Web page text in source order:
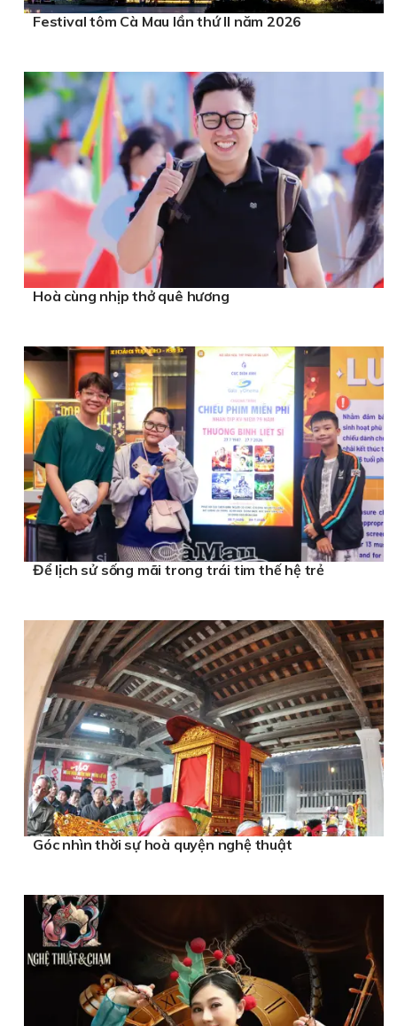
Festival tôm Cà Mau lần thứ II năm 2026
Hoà cùng nhịp thở quê hương
Để lịch sử sống mãi trong trái tim thế hệ trẻ
Góc nhìn thời sự hoà quyện nghệ thuật